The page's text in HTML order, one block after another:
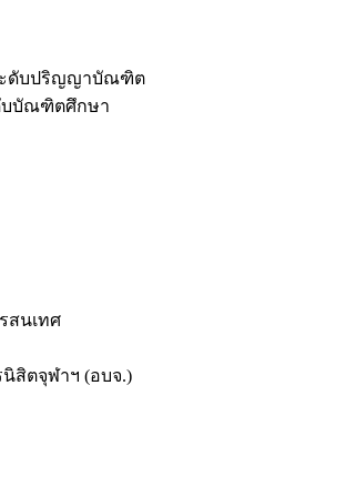
ะดับปริญญาบัณฑิต
บบัณฑิตศึกษา
สนเทศ
สิตจุฬาฯ (อบจ.)